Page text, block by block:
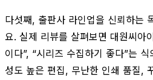
다섯째, 출판사 라인업을 신뢰하는
요. 실제 리뷰를 살펴보면 대원씨아
이다”, “시리즈 수집하기 좋다”는
성도 높은 편집, 무난한 인쇄 품질,